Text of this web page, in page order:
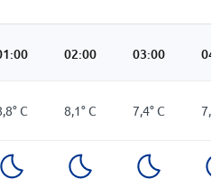
02:00 03:00
°C 8,1°C 7,4°C